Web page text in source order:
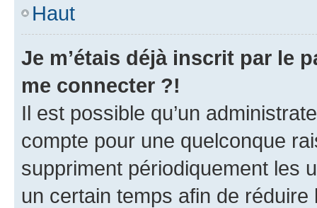
Haut
Je m’étais déjà inscrit par le
me connecter ?!
Il est possible qu’un
compte pour une quelconque
suppriment périodiquement les
un certain temps afin de